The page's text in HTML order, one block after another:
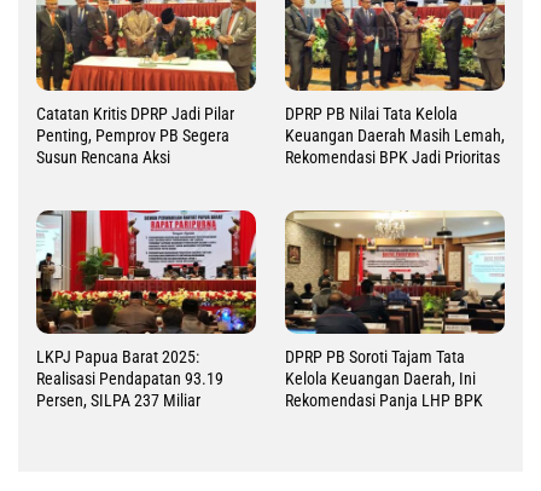
Catatan Kritis DPRP Jadi Pilar
Penting, Pemprov PB Segera
Susun Rencana Aksi
DPRP PB Nilai Tata Kelola
Keuangan Daerah Masih Lemah,
Rekomendasi BPK Jadi Prioritas
LKPJ Papua Barat 2025:
Realisasi Pendapatan 93.19
Persen, SILPA 237 Miliar
DPRP PB Soroti Tajam Tata
Kelola Keuangan Daerah, Ini
Rekomendasi Panja LHP BPK